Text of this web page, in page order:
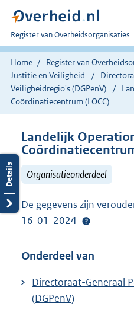
U
bent
nu
hier:
Register van Overheidsorganisaties
Home Register van
Justitie en Veiligheid
Veiligheidregio's (DGPenV)
Coördinatiecentrum (LOCC)
Landelijk
Organisatieonderdeel
De gegevens zijn
16-01-2024
Onderdeel van
Directoraat-Generaal
(DGPenV)